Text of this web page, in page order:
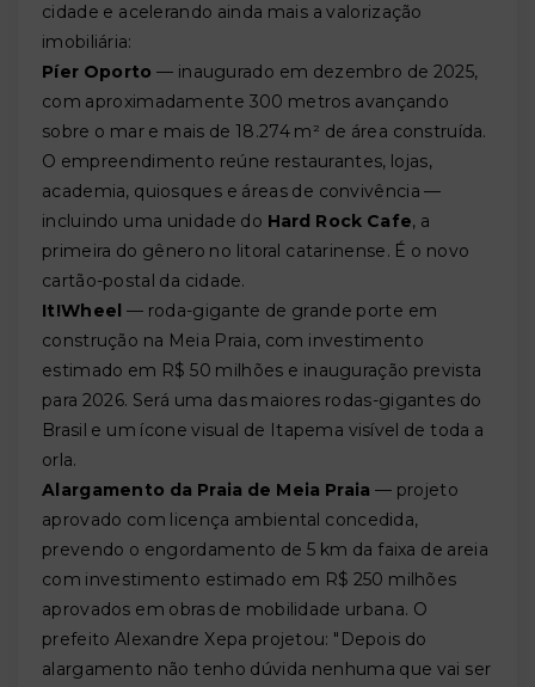
cidade e acelerando ainda mais a valorização
imobiliária:
Píer Oporto — inaugurado em dezembro de 2025,
com aproximadamente 300 metros avançando
sobre o mar e mais de 18.274 m² de área construída.
O empreendimento reúne restaurantes, lojas,
academia, quiosques e áreas de convivência —
incluindo uma unidade do Hard Rock Cafe, a
primeira do gênero no litoral catarinense. É o novo
cartão-postal da cidade.
It!Wheel — roda-gigante de grande porte em
construção na Meia Praia, com investimento
estimado em R$ 50 milhões e inauguração prevista
para 2026. Será uma das maiores rodas-gigantes do
Brasil e um ícone visual de Itapema visível de toda a
orla.
Alargamento da Praia de Meia Praia — projeto
aprovado com licença ambiental concedida,
prevendo o engordamento de 5 km da faixa de areia
com investimento estimado em R$ 250 milhões
aprovados em obras de mobilidade urbana. O
prefeito Alexandre Xepa projetou: "Depois do
alargamento não tenho dúvida nenhuma que vai ser